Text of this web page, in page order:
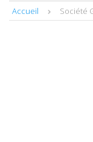
Accueil Société